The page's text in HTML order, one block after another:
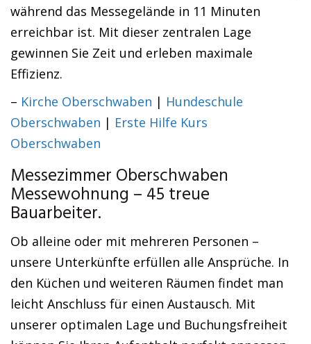
während das Messegelände in 11 Minuten
erreichbar ist. Mit dieser zentralen Lage
gewinnen Sie Zeit und erleben maximale
Effizienz.
– Kirche Oberschwaben | Hundeschule
Oberschwaben | Erste Hilfe Kurs
Oberschwaben
Messezimmer Oberschwaben
Messewohnung – 45 treue
Bauarbeiter.
Ob alleine oder mit mehreren Personen –
unsere Unterkünfte erfüllen alle Ansprüche. In
den Küchen und weiteren Räumen findet man
leicht Anschluss für einen Austausch. Mit
unserer optimalen Lage und Buchungsfreiheit